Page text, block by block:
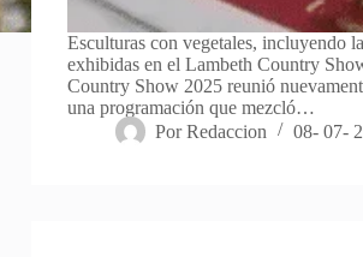
Esculturas con vegetales, incluyendo
exhibidas en el Lambeth Country
Country Show 2025 reunió
una programación que mezcló…
Por Redaccion 08- 07-